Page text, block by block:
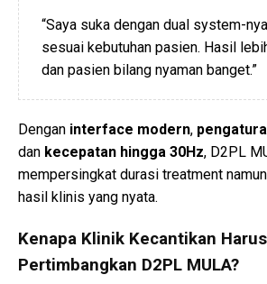
“Saya suka dengan dual system-
sesuai kebutuhan pasien. Hasil
dan pasien bilang nyaman banget.”
Dengan interface modern,
dan kecepatan hingga 30Hz, D2PL
mempersingkat durasi treatment
hasil klinis yang nyata.
Kenapa Klinik Kecantikan Harus
Pertimbangkan D2PL MULA?